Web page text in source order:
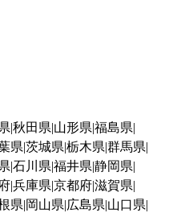
秋田県 山形県 福島県
県 茨城県 栃木県 群馬県
石川県 福井県 静岡県
兵庫県 京都府滋賀県
県 岡山県 広島県 山口県